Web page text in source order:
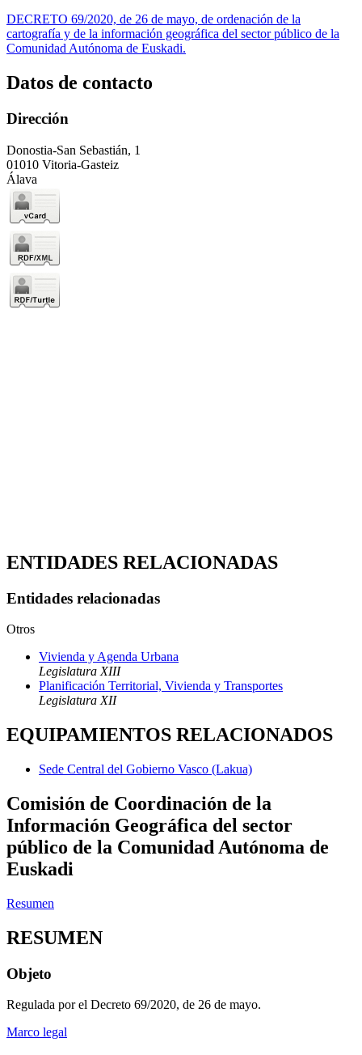
DECRETO 69/2020, de 26 de mayo, de ordenación de la
cartografía y de la información geográfica del sector público de la
Comunidad Autónoma de Euskadi.
Datos de contacto
Dirección
Donostia-San Sebastián, 1
01010 Vitoria-Gasteiz
Álava
ENTIDADES RELACIONADAS
Entidades relacionadas
Otros
Vivienda y Agenda Urbana
Legislatura XIII
Planificación Territorial, Vivienda y Transportes
Legislatura XII
EQUIPAMIENTOS RELACIONADOS
Sede Central del Gobierno Vasco (Lakua)
Comisión de Coordinación de la
Información Geográfica del sector
público de la Comunidad Autónoma de
Euskadi
Resumen
RESUMEN
Objeto
Regulada por el Decreto 69/2020, de 26 de mayo.
Marco legal